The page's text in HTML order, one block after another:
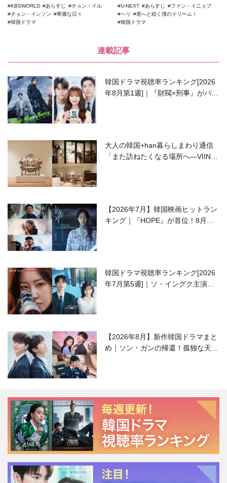
KBSWORLD あらすじ
チョン・イル
チョン・インソン
華麗な日々
韓国ドラマ
U-NEXT あらすじ
ファン・イニョプ
ヘリ
君へと続く僕のドリーム！
韓国ドラマ
連載記事
韓国ドラマ視聴率ランキング[2026
年8月第1週]｜『財閥×刑事』がパワ
大人の韓国+han暮らしまわり通信
「また訪ねたくなる場所へ―VIIN C
【2026年7月】韓国映画ヒットラン
キング｜『HOPE』が首位！8月公
韓国ドラマ視聴率ランキング[2026
年7月第5週]｜ソ・イングク主演の
【2026年8月】新作韓国ドラマまと
め｜ソン・ガンの帰還！孤独な天才